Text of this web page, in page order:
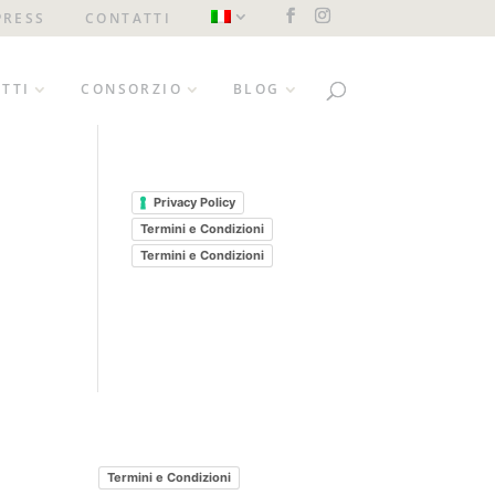
CONTATTI
CONSORZIO BLOG
Privacy Policy
Termini e Condizioni
Termini e Condizioni
Termini e Condizioni